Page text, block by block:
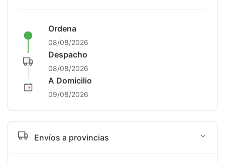
Ordena
08/08/2026
Despacho
08/08/2026
A Domicilio
09/08/2026
Envíos a provincias